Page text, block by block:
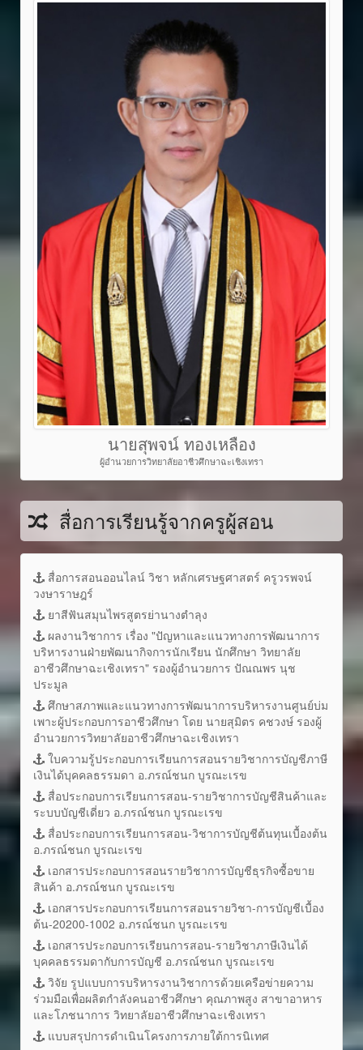
นายสุพจน์ ทองเหลือง
ผู้อำนวยการวิทยาลัยอาชีวศึกษาฉะเชิงเทรา
สื่อการเรียนรู้จากครูผู้สอน
สื่อการสอนออนไลน์ วิชา หลักเศรษฐศาสตร์ ครูวรพจน์
วงษาราษฎร์
ยาสีฟันสมุนไพรสูตรย่านางตำลุง
ผลงานวิชาการ เรื่อง "ปัญหาและแนวทางการพัฒนาการ
บริหารงานฝ่ายพัฒนากิจการนักเรียน นักศึกษา วิทยาลัย
อาชีวศึกษาฉะเชิงเทรา" รองผู้อำนวยการ ปัณณพร นุช
ประมูล
ศึกษาสภาพและแนวทางการพัฒนาการบริหารงานศูนย์บ่ม
เพาะผู้ประกอบการอาชีวศึกษา โดย นายสุมิตร คชวงษ์ รองผู้
อำนวยการวิทยาลัยอาชีวศึกษาฉะเชิงเทรา
ใบความรู้ประกอบการเรียนการสอนรายวิชาการบัญชีภาษี
เงินได้บุคคลธรรมดา อ.ภรณ์ชนก บูรณะเรข
สื่อประกอบการเรียนการสอน-รายวิชาการบัญชีสินค้าและ
ระบบบัญชีเดี่ยว อ.ภรณ์ชนก บูรณะเรข
สื่อประกอบการเรียนการสอน-วิชาการบัญชีต้นทุนเบื้องต้น
อ.ภรณ์ชนก บูรณะเรข
เอกสารประกอบการสอนรายวิชาการบัญชีธุรกิจซื้อขาย
สินค้า อ.ภรณ์ชนก บูรณะเรข
เอกสารประกอบการเรียนการสอนรายวิชา-การบัญชีเบื้อง
ต้น-20200-1002 อ.ภรณ์ชนก บูรณะเรข
เอกสารประกอบการเรียนการสอน-รายวิชาภาษีเงินได้
บุคคลธรรมดากับการบัญชี อ.ภรณ์ชนก บูรณะเรข
วิจัย รูปแบบการบริหารงานวิชาการด้วยเครือข่ายความ
ร่วมมือเพื่อผลิตกำลังคนอาชีวศึกษา คุณภาพสูง สาขาอาหาร
และโภชนาการ วิทยาลัยอาชีวศึกษาฉะเชิงเทรา
แบบสรุปการดำเนินโครงการภายใต้การนิเทศ